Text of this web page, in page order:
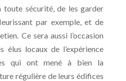
toute sécurité, de les garder
par exemple, et de
Ce sera aussi l’occasion
élus locaux de l’expérience
qui ont mené à bien la
régulière de leurs édifices